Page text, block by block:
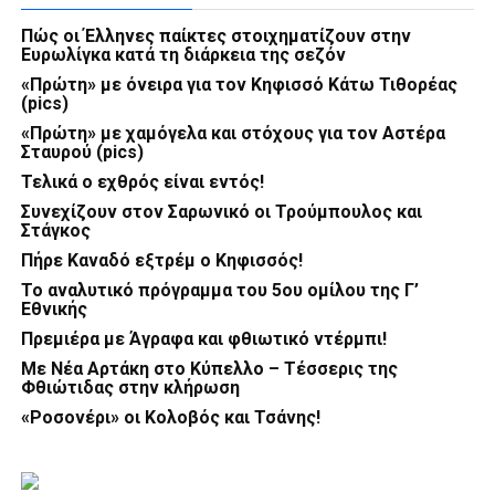
Πώς οι Έλληνες παίκτες στοιχηματίζουν στην
Ευρωλίγκα κατά τη διάρκεια της σεζόν
«Πρώτη» με όνειρα για τον Κηφισσό Κάτω Τιθορέας
(pics)
«Πρώτη» με χαμόγελα και στόχους για τον Αστέρα
Σταυρού (pics)
Τελικά ο εχθρός είναι εντός!
Συνεχίζουν στον Σαρωνικό οι Τρούμπουλος και
Στάγκος
Πήρε Καναδό εξτρέμ ο Κηφισσός!
Το αναλυτικό πρόγραμμα του 5ου ομίλου της Γ’
Εθνικής
Πρεμιέρα με Άγραφα και φθιωτικό ντέρμπι!
Με Νέα Αρτάκη στο Κύπελλο – Τέσσερις της
Φθιώτιδας στην κλήρωση
«Ροσονέρι» οι Κολοβός και Τσάνης!